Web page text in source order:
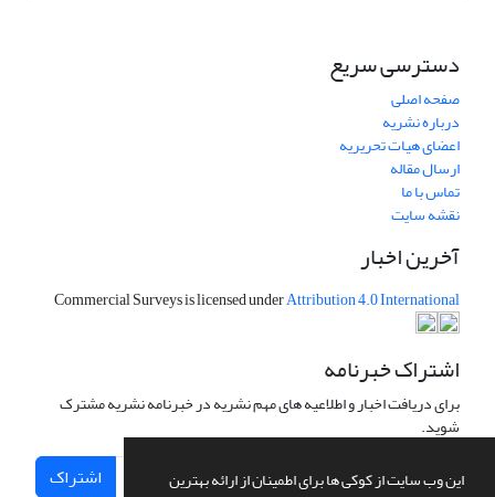
این وب سایت از کوکی ها برای اطمینان از ارائه بهترین
دسترسی سریع
صفحه اصلی
درباره نشریه
اعضای هیات تحریریه
ارسال مقاله
تماس با ما
نقشه سایت
آخرین اخبار
Commercial Surveys is licensed underAttribution 4.0 International
اشتراک خبرنامه
برای دریافت اخبار و اطلاعیه های مهم نشریه در خبرنامه نشریه مشترک
شوید.
اشتراک